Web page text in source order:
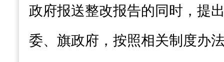
政府报送整改报告的同时，提
委、旗政府，按照相关制度办